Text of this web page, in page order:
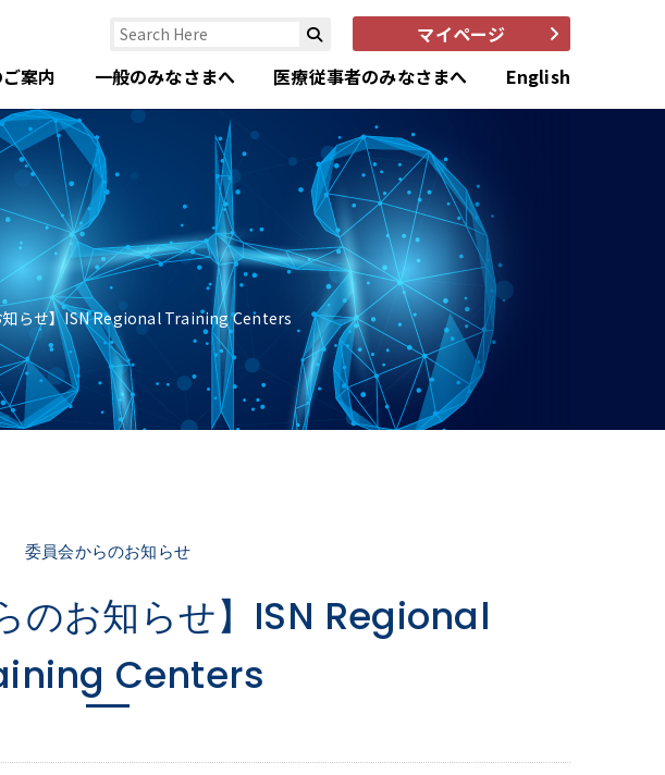
マイページ
案内 一般のみなさまへ 医療従事者のみなさまへ English
知らせ】ISN Regional Training Centers
委員会からのお知らせ
のお知らせ】ISN Regional
Centers